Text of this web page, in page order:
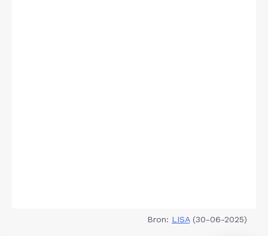
Bron: LISA(30-06-2025)